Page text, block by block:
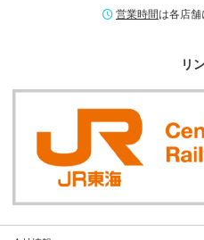
営業時間は各店舗
リ